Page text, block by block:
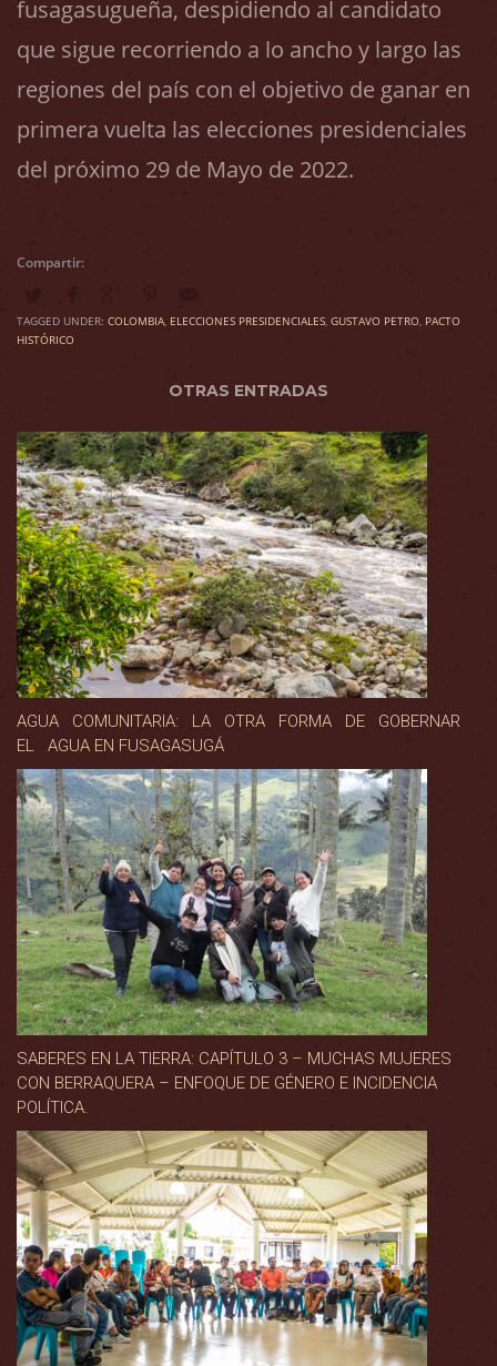
fusagasugueña, despidiendo al candidato
que sigue recorriendo a lo ancho y largo las
regiones del país con el objetivo de ganar en
primera vuelta las elecciones presidenciales
del próximo 29 de Mayo de 2022.
TAGGED UNDER: COLOMBIA ELECCIONES PRESIDENCIALES GUSTAVO PETRO PACTO
HISTÓRICO
OTRAS ENTRADAS
AGUA COMUNITARIA: LA OTRA FORMA DE GOBERNAR
EL AGUA EN FUSAGASUGÁ
SABERES EN LA TIERRA: CAPÍTULO 3 – MUCHAS MUJERES
CON BERRAQUERA – ENFOQUE DE GÉNERO E INCIDENCIA
POLÍTICA.